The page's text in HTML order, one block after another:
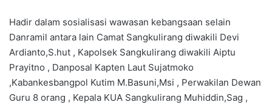
Hadir dalam sosialisasi wawasan kebangsaan selain
Danramil antara lain Camat Sangkulirang diwakili Devi
Ardianto,S.hut , Kapolsek Sangkulirang diwakili Aiptu
Prayitno , Danposal Kapten Laut Sujatmoko
,Kabankesbangpol Kutim M.Basuni,Msi , Perwakilan Dewan
Guru 8 orang , Kepala KUA Sangkulirang Muhiddin,Sag ,